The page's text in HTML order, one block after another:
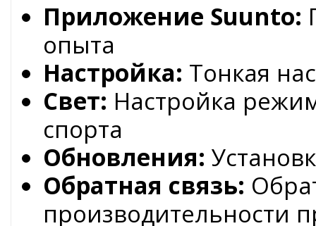
Приложение Suunto:
опыта
Настройка: Тонкая
Свет: Настройка
спорта
Обновления:
Обратная связь:
производительности